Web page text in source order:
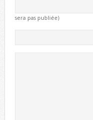
sera pas publiée)